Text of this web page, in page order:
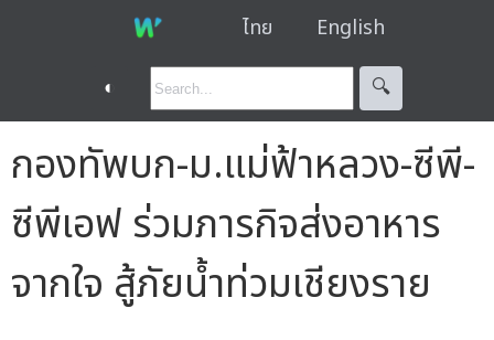
ไทย English
◐ 🔍︎
กองทัพบก-ม.แม่ฟ้าหลวง-ซีพี-
ซีพีเอฟ ร่วมภารกิจส่งอาหาร
จากใจ สู้ภัยน้ำท่วมเชียงราย